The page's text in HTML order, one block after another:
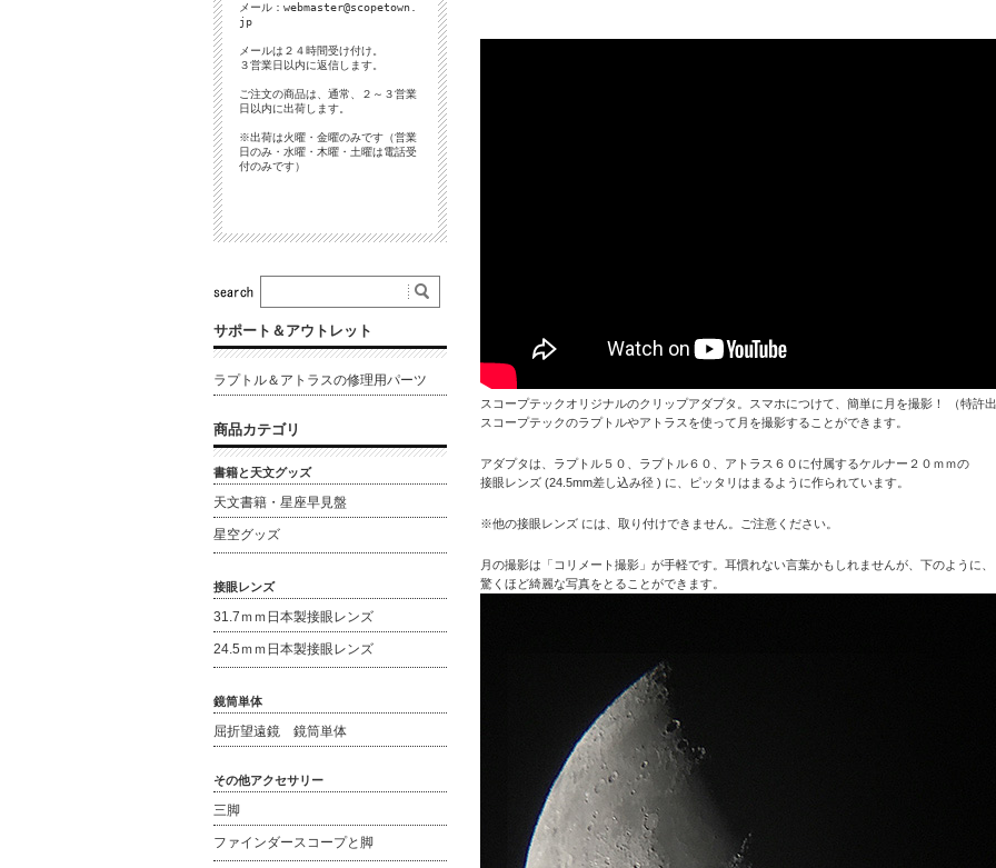
スコープテックオリジナルのクリップアダプタ。スマホにつけて、簡単に月を撮影！ （特許
スコープテックのラプトルやアトラスを使って月を撮影することができます。
アダプタは、ラプトル５０、ラプトル６０、アトラス６０に付属するケルナー２０ｍｍの
接眼レンズ (24.5mm差し込み径 ) に、ピッタリはまるように作られています。
※他の接眼レンズ には、取り付けできません。ご注意ください。
月の撮影は「コリメート撮影」が手軽です。耳慣れない言葉かもしれませんが、下のように、
驚くほど綺麗な写真をとることができます。
メール： webmaster@scopetown.
jp
メールは２４時間受け付け。
３営業日以内に返信します。
ご注文の商品は、通常、２～３営業
日以内に出荷します。
※出荷は火曜・金曜のみです（営業
日のみ・水曜・木曜・土曜は電話受
付のみです）
サポート＆アウトレット
ラプトル＆アトラスの修理用パーツ
商品カテゴリ
書籍と天文グッズ
天文書籍・星座早見盤
星空グッズ
接眼レンズ
31.7ｍｍ日本製接眼レンズ
24.5ｍｍ日本製接眼レンズ
鏡筒単体
屈折望遠鏡 鏡筒単体
その他アクセサリー
三脚
ファインダースコープと脚